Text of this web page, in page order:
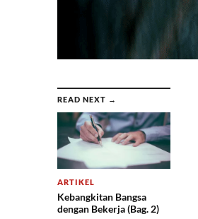
READ NEXT →
ARTIKEL
Kebangkitan Bangsa
dengan Bekerja (Bag. 2)